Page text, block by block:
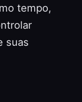
tempo,
suas